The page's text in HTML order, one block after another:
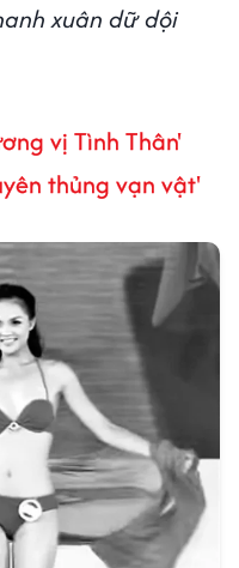
xuân dữ dội
vị Tình Thân'
thủng vạn vật'